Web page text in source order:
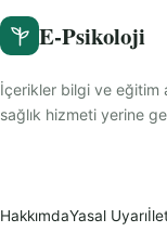
E-Psikoloji
İçerikler bilgi ve eğitim
sağlık hizmeti yerine
HakkımdaYasal Uyarı